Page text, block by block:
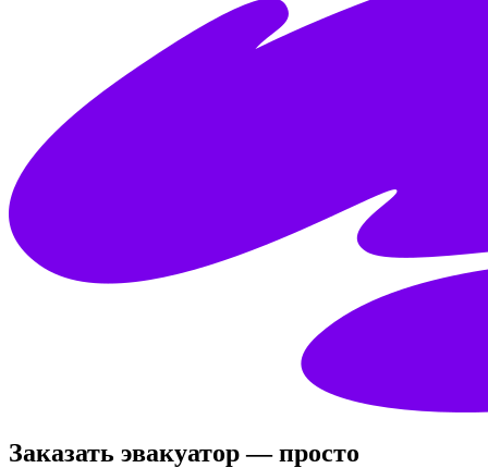
Заказать эвакуатор — просто